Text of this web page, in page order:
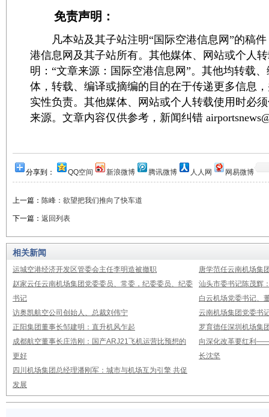
免责声明：
凡本站及其子站注明“国际空港信息网”的稿件
港信息网及其子站所有。其他媒体、网站或个人
明：“文章来源：国际空港信息网”。其他均转载
体，转载、编译或摘编的目的在于传递更多信息
实性负责。其他媒体、网站或个人转载使用时必
来源。文章内容仅供参考，新闻纠错
分享到： QQ空间 新浪微博 腾讯微博 人人网 网易微博
上一篇： 陈峰：欲望把我们推向了快车道
下一篇： 返回列表
相关新闻
运城空港经济开发区管委会主任李明造被撤职
唐学范任云南机场集
赵家云任云南机场集团党委委员、常委，纪委委员、纪委
书记
汕头市委书记陈茂辉
白云机场党委书记、
访奥凯航空公司创始人、总裁刘伟宁
云南机场集团党委书
正阳集团董事长邹建明：直升机风乍起
罗育德任深圳机场集
成都航空董事长庄浩刚：国产ARJ21飞机运营比预想的
更好
向深化改革要红利
长沈坚
四川机场集团总经理潘刚军：城市与机场互为引擎 共促
发展